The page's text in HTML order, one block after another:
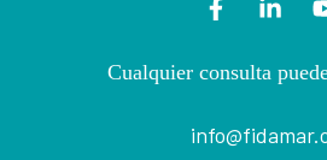
Cualquier consulta